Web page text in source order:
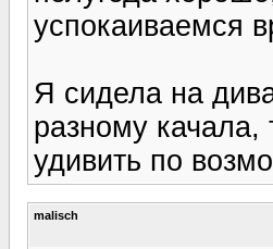
успокаиваемся
Я сидела на
разному
удивить по
malisch